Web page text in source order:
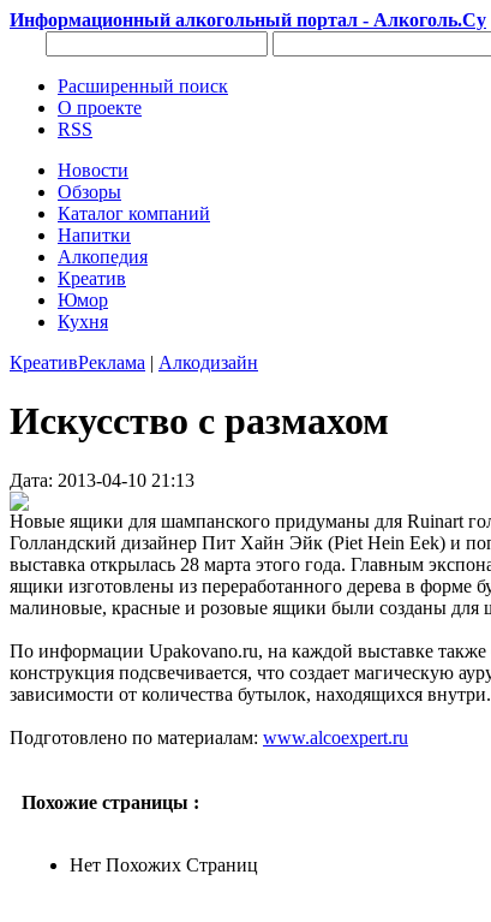
Информационный алкогольный портал - Алкоголь.Су
Расширенный поиск
О проекте
RSS
Новости
Обзоры
Каталог компаний
Напитки
Алкопедия
Креатив
Юмор
Кухня
КреативРеклама | Алкодизайн
Искусство с размахом
Дата: 2013-04-10 21:13
Новые ящики для шампанского придуманы для Ruinart
Голландский дизайнер Пит Хайн Эйк (Piet Hein Eek) и
выставка открылась 28 марта этого года. Главным
ящики изготовлены из переработанного дерева в
малиновые, красные и розовые ящики были созданы для
По информации Upakovano.ru, на каждой выставке также
конструкция подсвечивается, что создает магическую
зависимости от количества бутылок, находящихся внутри.
Подготовлено по материалам: www.alcoexpert.ru
Похожие страницы :
Нет Похожих Страниц